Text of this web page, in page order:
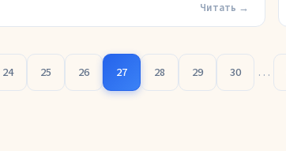
Читать →
24 25 26 27 28 29 30 …